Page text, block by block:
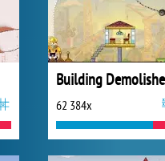
Building
62 384x